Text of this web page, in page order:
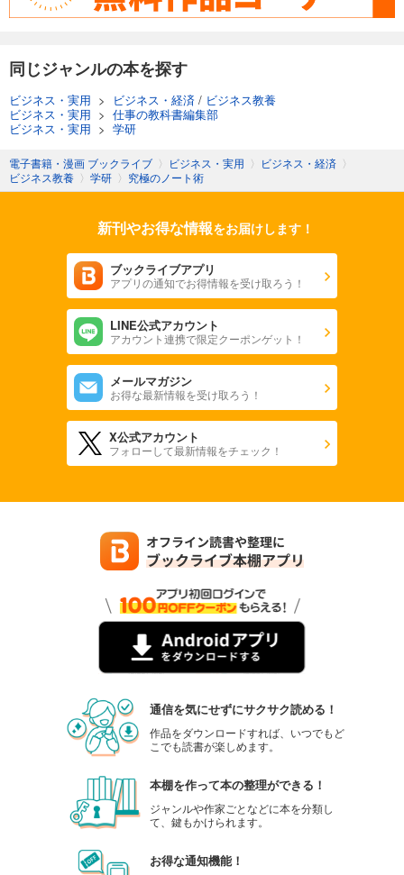
同じジャンルの本を探す
ビジネス・実用 > ビジネス・経済 / ビジネス教養
ビジネス・実用 > 仕事の教科書編集部
ビジネス・実用 > 学研
電子書籍・漫画 ブックライブ 〉 ビジネス・実用 〉 ビジネス・経済 〉
ビジネス教養 〉 学研 〉 究極のノート術
新刊やお得な情報をお届けします！
ブックライブアプリ
アプリの通知でお得情報を受け取ろう！
LINE公式アカウント
アカウント連携で限定クーポンゲット！
メールマガジン
お得な最新情報を受け取ろう！
X公式アカウント
フォローして最新情報をチェック！
通信を気にせずにサクサク読める！
作品をダウンロードすれば、いつでもど
こでも読書が楽しめます。
本棚を作って本の整理ができる！
ジャンルや作家ごとなどに本を分類し
て、鍵もかけられます。
お得な通知機能！